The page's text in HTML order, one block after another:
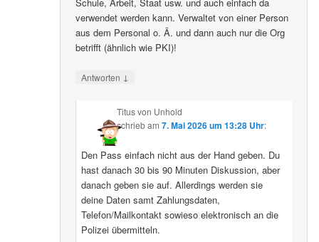
verwendet werden kann. Verwaltet von einer Person
aus dem Personal o. Ä. und dann auch nur die Org
betrifft (ähnlich wie PKI)!
Antworten ↓
Titus von Unhold
schriebam 7. Mai 2026 um 13:28 Uhr:
Den Pass einfach nicht aus der Hand geben. Du
hast danach 30 bis 90 Minuten Diskussion, aber
danach geben sie auf. Allerdings werden sie
deine Daten samt Zahlungsdaten,
Telefon/Mailkontakt sowieso elektronisch an die
Polizei übermitteln.